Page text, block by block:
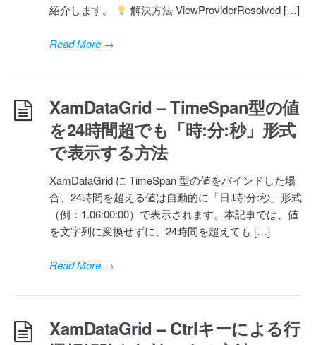
紹介します。
解決方法 ViewProviderResolved […]
Read More →
XamDataGrid – TimeSpan型の値
を24時間超でも「時:分:秒」形式
で表示する方法
XamDataGrid に TimeSpan 型の値をバインドした場
合、24時間を超える値は自動的に「日.時:分:秒」形式
（例：1.06:00:00）で表示されます。本記事では、値
を文字列に変換せずに、24時間を超えても […]
Read More →
XamDataGrid – Ctrlキーによる行